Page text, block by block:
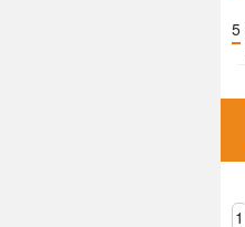
5
1